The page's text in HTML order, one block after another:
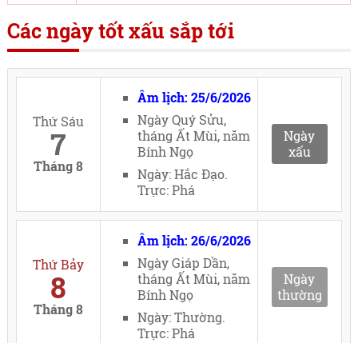
Các ngày tốt xấu sắp tới
Thứ Sáu
7
Tháng 8
Âm lịch: 25/6/2026
Ngày Quý Sửu,
tháng Ất Mùi, năm
Bính Ngọ
Ngày: Hắc Đạo.
Trực: Phá
Ngày
xấu
Thứ Bảy
8
Tháng 8
Âm lịch: 26/6/2026
Ngày Giáp Dần,
tháng Ất Mùi, năm
Bính Ngọ
Ngày: Thường.
Trực: Phá
Ngày
thường